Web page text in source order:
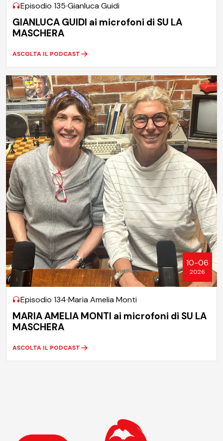
Episodio 135 Gianluca Guidi
GIANLUCA GUIDI ai microfoni di SU LA
MASCHERA
ASCOLTA IL PODCAST
10-06
2026
Episodio 134 Maria Amelia Monti
MARIA AMELIA MONTI ai microfoni di SU LA
MASCHERA
ASCOLTA IL PODCAST